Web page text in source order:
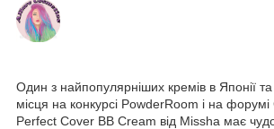
Один з найпопулярніших кремів в Японії
місця на конкурсі PowderRoom і на
Perfect Cover BB Cream від Missha має